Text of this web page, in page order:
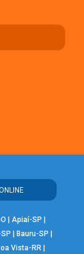
Apiaí-SP
Bauru-SP
Vista-RR